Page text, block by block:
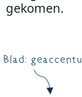
gekomen.